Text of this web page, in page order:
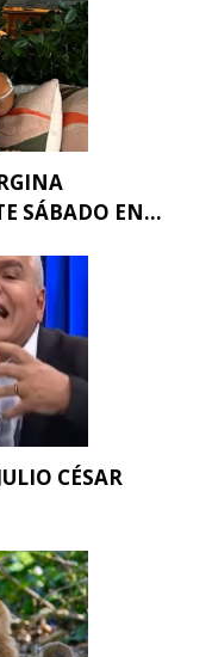
SÁBADO EN...
CÉSAR